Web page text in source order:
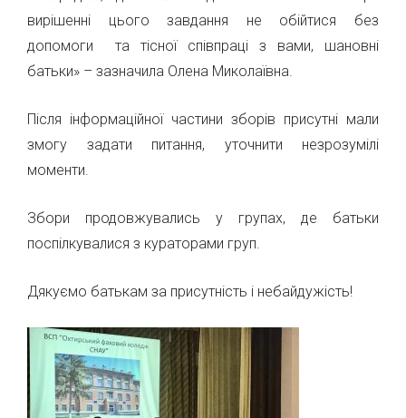
вирішенні цього завдання не обійтися без
допомоги та тісної співпраці з вами, шановні
батьки» – зазначила Олена Миколаївна.
Після інформаційної частини зборів присутні мали
змогу задати питання, уточнити незрозумілі
моменти.
Збори продовжувались у групах, де батьки
поспілкувалися з кураторами груп.
Дякуємо батькам за присутність і небайдужість!